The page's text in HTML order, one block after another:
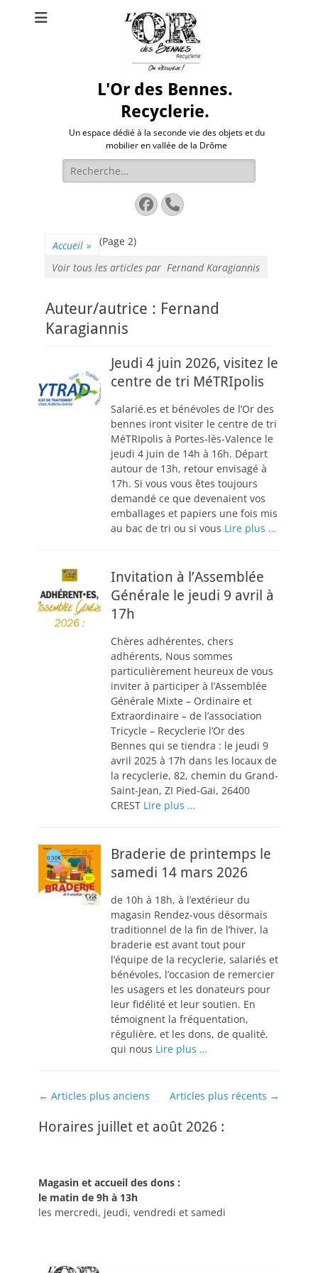
L'Or des Bennes.
Recyclerie.
Un espace dédié à la seconde vie des objets et du
mobilier en vallée de la Drôme
Rechercher :
Facebook
Tél
Accueil »
Voir tous les articles par Fernand Karagiannis
(Page 2)
Auteur/autrice : Fernand
Karagiannis
Jeudi 4 juin 2026, visitez le
centre de tri MéTRIpolis
Salarié.es et bénévoles de l’Or des
bennes iront visiter le centre de tri
MéTRIpolis à Portes-lès-Valence le
jeudi 4 juin de 14h à 16h. Départ
autour de 13h, retour envisagé à
17h. Si vous vous êtes toujours
demandé ce que devenaient vos
emballages et papiers une fois mis
au bac de tri ou si vous Lire plus …
Invitation à l’Assemblée
Générale le jeudi 9 avril à
17h
Chères adhérentes, chers
adhérents, Nous sommes
particulièrement heureux de vous
inviter à participer à l’Assemblée
Générale Mixte – Ordinaire et
Extraordinaire – de l’association
Tricycle – Recyclerie l’Or des
Bennes qui se tiendra : le jeudi 9
avril 2025 à 17h dans les locaux de
la recyclerie, 82, chemin du Grand-
Saint-Jean, ZI Pied-Gai, 26400
CREST Lire plus …
Braderie de printemps le
samedi 14 mars 2026
de 10h à 18h, à l’extérieur du
magasin Rendez-vous désormais
traditionnel de la fin de l’hiver, la
braderie est avant tout pour
l’équipe de la recyclerie, salariés et
bénévoles, l’occasion de remercier
les usagers et les donateurs pour
leur fidélité et leur soutien. En
témoignent la fréquentation,
régulière, et les dons, de qualité,
qui nous Lire plus …
Navigation
articles
← Articles plus anciens Articles plus récents →
Horaires juillet et août 2026 :
Magasin et accueil des dons :
le matin de 9h à 13h
les mercredi, jeudi, vendredi et samedi